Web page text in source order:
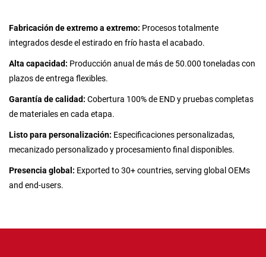
Fabricación de extremo a extremo: Procesos totalmente
integrados desde el estirado en frío hasta el acabado.
Alta capacidad: Producción anual de más de 50.000 toneladas con
plazos de entrega flexibles.
Garantía de calidad: Cobertura 100% de END y pruebas completas
de materiales en cada etapa.
Listo para personalización: Especificaciones personalizadas,
mecanizado personalizado y procesamiento final disponibles.
Presencia global: Exported to 30+ countries, serving global OEMs
and end-users.